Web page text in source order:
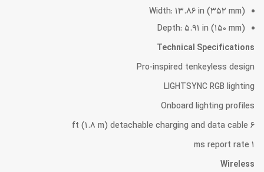
Width: 13.86 in (352 mm)
Depth: 5.91 in (150 mm)
Technical Specifications
Pro-inspired tenkeyless design
LIGHTSYNC RGB lighting
Onboard lighting profiles
6 ft (1.8 m) detachable charging and data cable
1 ms report rate
Wireless